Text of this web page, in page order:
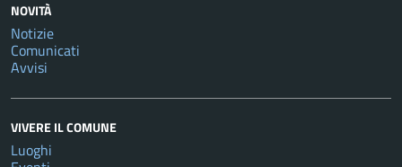
NOVITÀ
Notizie
Comunicati
Avvisi
VIVERE IL COMUNE
Luoghi